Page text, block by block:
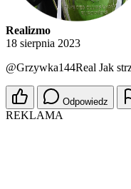
Realizmo
18 sierpnia 2023
@Grzywka144Real Jak
Odpowiedz
REKLAMA